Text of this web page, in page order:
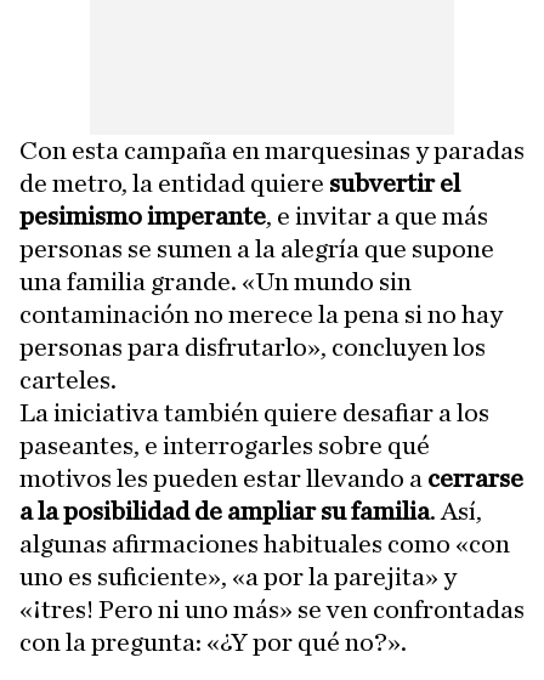
Con esta campaña en marquesinas y paradas
de metro, la entidad quiere subvertir el
pesimismo imperante, e invitar a que más
personas se sumen a la alegría que supone
una familia grande. «Un mundo sin
contaminación no merece la pena si no hay
personas para disfrutarlo», concluyen los
carteles.
La iniciativa también quiere desafiar a los
paseantes, e interrogarles sobre qué
motivos les pueden estar llevando a cerrarse
a la posibilidad de ampliar su familia. Así,
algunas afirmaciones habituales como «con
uno es suficiente», «a por la parejita» y
«¡tres! Pero ni uno más» se ven confrontadas
con la pregunta: «¿Y por qué no?».